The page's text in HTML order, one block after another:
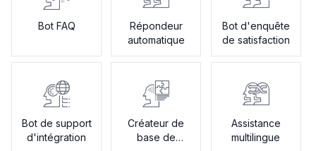
Bot FAQ
Répondeur
automatique
Bot d'enquête
de satisfaction
Bot de support
d'intégration
Créateur de
base de
Assistance
multilingue